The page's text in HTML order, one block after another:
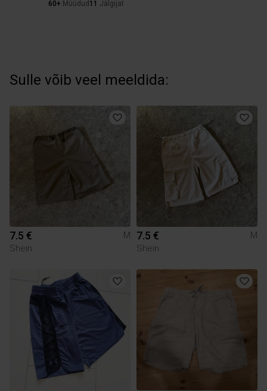
60+ Müüdud 11 Jälgijat
Sulle võib veel meeldida:
7.5 €
M
Shein
7.5 €
M
Shein